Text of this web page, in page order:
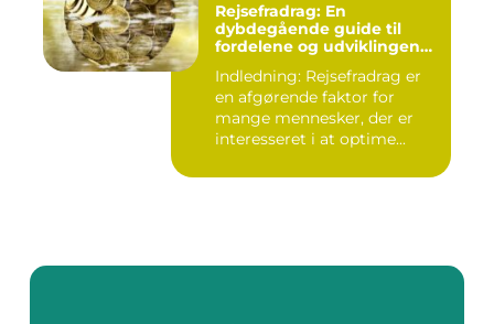
Rejsefradrag: En
dybdegående guide til
fordelene og udviklingen
Indledning: Rejsefradrag er
en afgørende faktor for
mange mennesker, der er
interesseret i at optime...